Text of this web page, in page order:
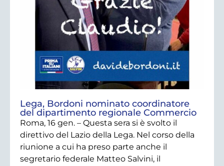
Lega, Bordoni nominato coordinatore
del dipartimento regionale Commercio
Roma, 16 gen. – Questa sera si è svolto il
direttivo del Lazio della Lega. Nel corso della
riunione a cui ha preso parte anche il
segretario federale Matteo Salvini, il